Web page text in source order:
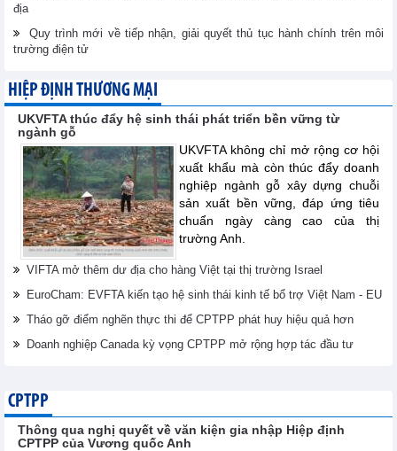
địa
Quy trình mới về tiếp nhận, giải quyết thủ tục hành chính trên môi
trường điện tử
HIỆP ĐỊNH THƯƠNG MẠI
UKVFTA thúc đẩy hệ sinh thái phát triển bền vững từ
ngành gỗ
UKVFTA không chỉ mở rộng cơ hội
xuất khẩu mà còn thúc đẩy doanh
nghiệp ngành gỗ xây dựng chuỗi
sản xuất bền vững, đáp ứng tiêu
chuẩn ngày càng cao của thị
trường Anh.
VIFTA mở thêm dư địa cho hàng Việt tại thị trường Israel
EuroCham: EVFTA kiến tạo hệ sinh thái kinh tế bổ trợ Việt Nam - EU
Tháo gỡ điểm nghẽn thực thi để CPTPP phát huy hiệu quả hơn
Doanh nghiệp Canada kỳ vọng CPTPP mở rộng hợp tác đầu tư
CPTPP
Thông qua nghị quyết về văn kiện gia nhập Hiệp định
CPTPP của Vương quốc Anh